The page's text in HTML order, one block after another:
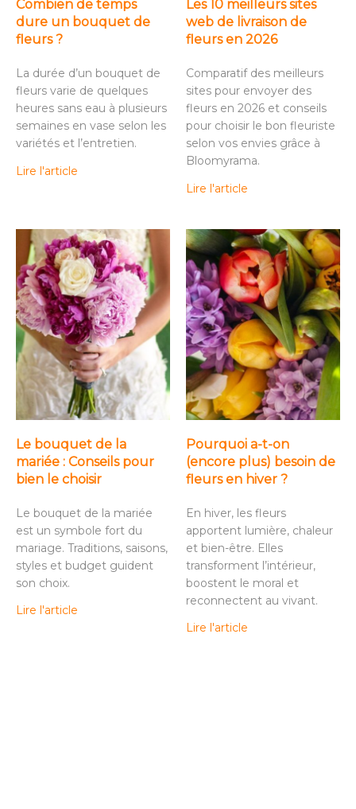
Combien de temps
dure un bouquet de
fleurs ?
La durée d’un bouquet de
fleurs varie de quelques
heures sans eau à plusieurs
semaines en vase selon les
variétés et l’entretien.
Lire l'article
Les 10 meilleurs sites
web de livraison de
fleurs en 2026
Comparatif des meilleurs
sites pour envoyer des
fleurs en 2026 et conseils
pour choisir le bon fleuriste
selon vos envies grâce à
Bloomyrama.
Lire l'article
Le bouquet de la
mariée : Conseils pour
bien le choisir
Le bouquet de la mariée
est un symbole fort du
mariage. Traditions, saisons,
styles et budget guident
son choix.
Lire l'article
Pourquoi a-t-on
(encore plus) besoin de
fleurs en hiver ?
En hiver, les fleurs
apportent lumière, chaleur
et bien-être. Elles
transforment l’intérieur,
boostent le moral et
reconnectent au vivant.
Lire l'article